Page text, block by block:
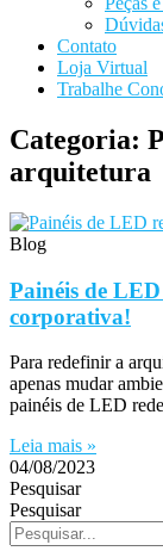
Contato
Loja Virtual
Trabalhe
Categoria:
arquitetura
Blog
Painéis de
corporativa!
Para redefinir a
apenas mudar
painéis de LED
Leia mais »
04/08/2023
Pesquisar
Pesquisar